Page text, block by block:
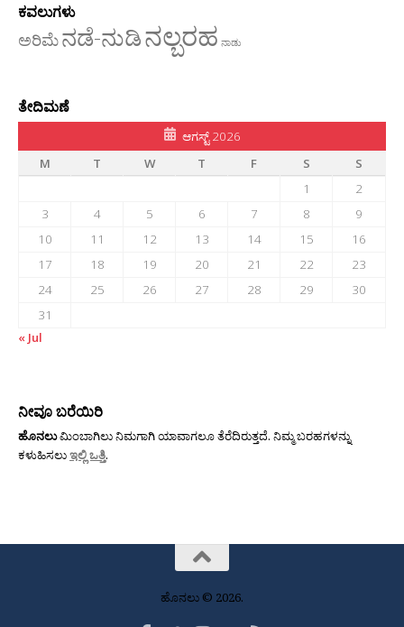
ಕವಲುಗಳು
ಅರಿಮೆನಡೆ-ನುಡಿನಲ್ಬರಹ ನಾಡು
ತೇದಿಮಣೆ
ಆಗಸ್ಟ್ 2026
M
T W T F S
S
1
2
3
4 5 6 7 8
9
10
11 12 13 14 15
16
17
18 19 20 21 22
23
24
25 26 27 28 29
30
31
« Jul
ನೀವೂ ಬರೆಯಿರಿ
ಹೊನಲುಮಿಂಬಾಗಿಲು ನಿಮಗಾಗಿ ಯಾವಾಗಲೂ ತೆರೆದಿರುತ್ತದೆ. ನಿಮ್ಮ ಬರಹಗಳನ್ನು
ಕಳುಹಿಸಲುಇಲ್ಲಿ ಒತ್ತಿ.
ಹೊನಲು © 2026.